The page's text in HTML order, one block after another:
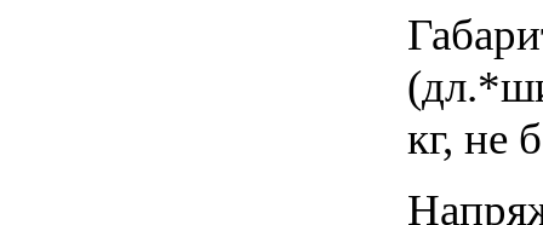
кг, не